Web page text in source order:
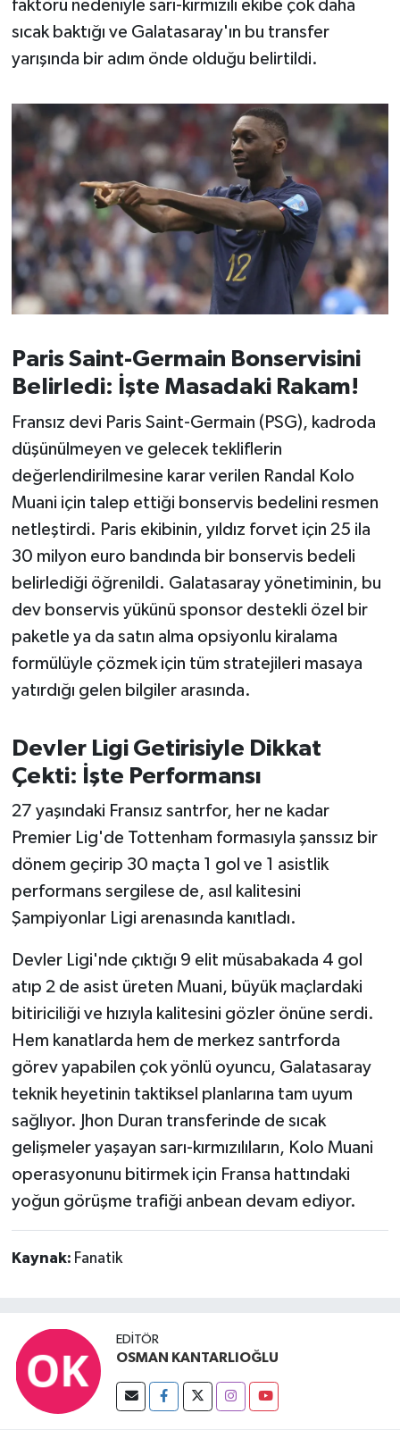
faktörü nedeniyle sarı-kırmızılı ekibe çok daha
sıcak baktığı ve Galatasaray'ın bu transfer
yarışında bir adım önde olduğu belirtildi.
Paris Saint-Germain Bonservisini
Belirledi: İşte Masadaki Rakam!
Fransız devi Paris Saint-Germain (PSG), kadroda
düşünülmeyen ve gelecek tekliflerin
değerlendirilmesine karar verilen Randal Kolo
Muani için talep ettiği bonservis bedelini resmen
netleştirdi. Paris ekibinin, yıldız forvet için 25 ila
30 milyon euro bandında bir bonservis bedeli
belirlediği öğrenildi. Galatasaray yönetiminin, bu
dev bonservis yükünü sponsor destekli özel bir
paketle ya da satın alma opsiyonlu kiralama
formülüyle çözmek için tüm stratejileri masaya
yatırdığı gelen bilgiler arasında.
Devler Ligi Getirisiyle Dikkat
Çekti: İşte Performansı
27 yaşındaki Fransız santrfor, her ne kadar
Premier Lig'de Tottenham formasıyla şanssız bir
dönem geçirip 30 maçta 1 gol ve 1 asistlik
performans sergilese de, asıl kalitesini
Şampiyonlar Ligi arenasında kanıtladı.
Devler Ligi'nde çıktığı 9 elit müsabakada 4 gol
atıp 2 de asist üreten Muani, büyük maçlardaki
bitiriciliği ve hızıyla kalitesini gözler önüne serdi.
Hem kanatlarda hem de merkez santrforda
görev yapabilen çok yönlü oyuncu, Galatasaray
teknik heyetinin taktiksel planlarına tam uyum
sağlıyor. Jhon Duran transferinde de sıcak
gelişmeler yaşayan sarı-kırmızılıların, Kolo Muani
operasyonunu bitirmek için Fransa hattındaki
yoğun görüşme trafiği anbean devam ediyor.
Kaynak: Fanatik
EDITÖR
OSMAN KANTARLIOĞLU
TÜRKİYE
YAŞAM